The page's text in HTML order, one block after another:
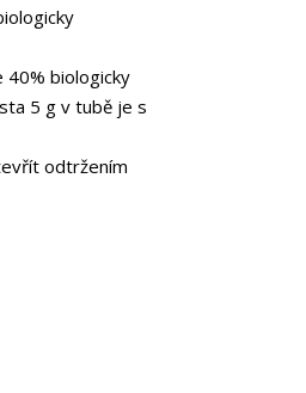
40% biologicky
5 g v tubě je s
odtržením